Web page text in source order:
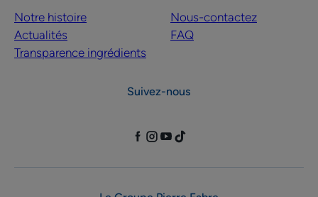
Notre histoire
Actualités
Transparence ingrédients
Nous-contactez
FAQ
Suivez-nous